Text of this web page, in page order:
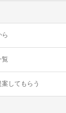
ら
覧
案してもらう